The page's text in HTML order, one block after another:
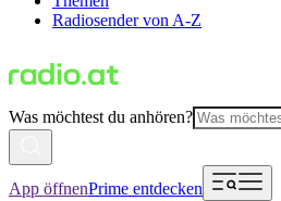
Radiosender von A-Z
Was möchtest du anhören?
App öffnenPrime entdecken